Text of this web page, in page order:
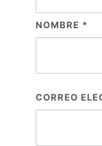
NOMBRE *
CORREO